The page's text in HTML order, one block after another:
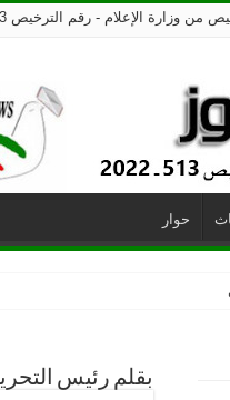
من وزارة الإعلام - رقم الترخيص 513-2022
حوار
بقلم رئيس